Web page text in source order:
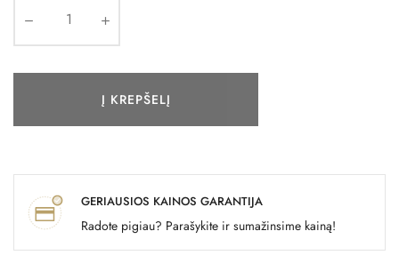
Į KREPŠELĮ
GERIAUSIOS KAINOS GARANTIJA
Radote pigiau? Parašykite ir sumažinsime kainą!